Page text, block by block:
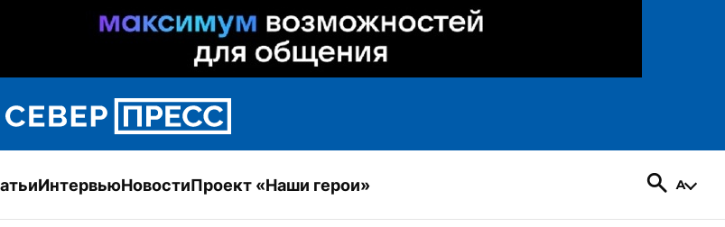
ИнтервьюНовостиПроект «Наши герои»